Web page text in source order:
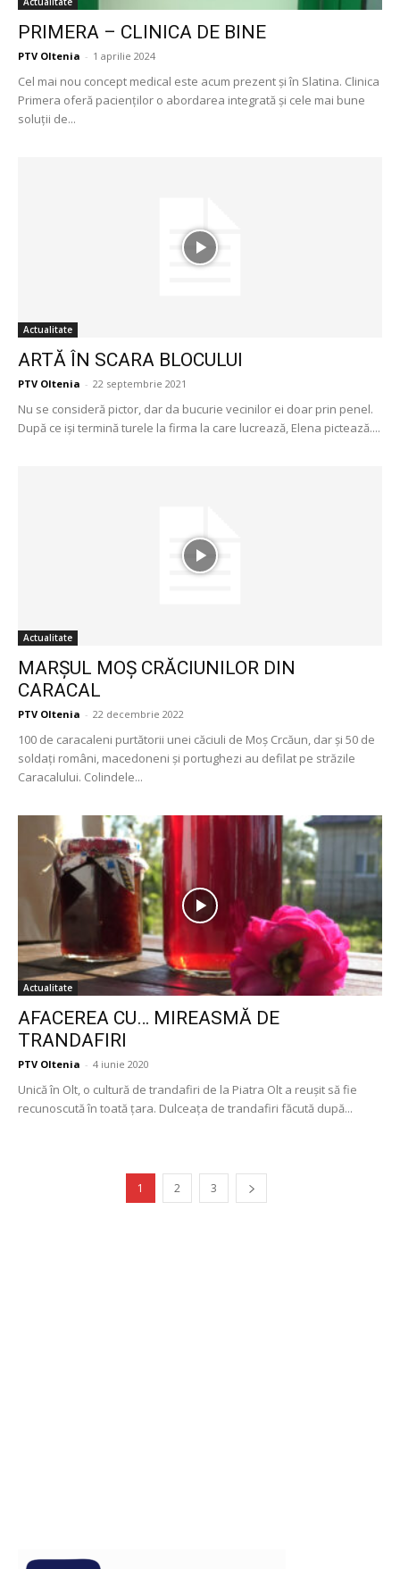
PRIMERA – CLINICA DE BINE
PTV Oltenia - 1 aprilie 2024
Cel mai nou concept medical este acum prezent și în Slatina. Clinica
Primera oferă pacienților o abordarea integrată și cele mai bune
soluții de...
Actualitate
ARTĂ ÎN SCARA BLOCULUI
PTV Oltenia - 22 septembrie 2021
Nu se consideră pictor, dar da bucurie vecinilor ei doar prin penel.
După ce iși termină turele la firma la care lucrează, Elena pictează....
Actualitate
MARȘUL MOȘ CRĂCIUNILOR DIN
CARACAL
PTV Oltenia - 22 decembrie 2022
100 de caracaleni purtătorii unei căciuli de Moș Crcăun, dar și 50 de
soldați români, macedoneni și portughezi au defilat pe străzile
Caracalului. Colindele...
Actualitate
AFACEREA CU… MIREASMĂ DE
TRANDAFIRI
PTV Oltenia - 4 iunie 2020
Unică în Olt, o cultură de trandafiri de la Piatra Olt a reușit să fie
recunoscută în toată țara. Dulceața de trandafiri făcută după...
1 2 3